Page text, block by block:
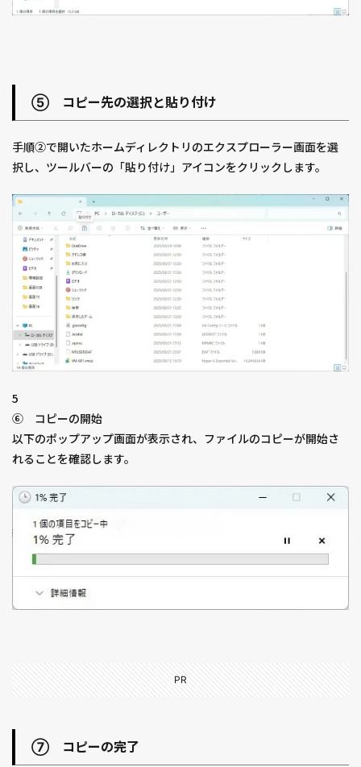
⑤ コピー先の選択と貼り付け
手順②で開いたホームディレクトリのエクスプローラー画面を選
択し、ツールバーの「貼り付け」アイコンをクリックします。
5
⑥ コピーの開始
以下のポップアップ画面が表示され、ファイルのコピーが開始さ
れることを確認します。
PR
⑦ コピーの完了